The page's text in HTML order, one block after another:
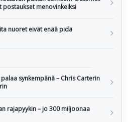
postaukset menovinkeiksi
nuoret eivät enää pidä
synkempänä – Chris Carterin
rajapyykin – jo 300 miljoonaa